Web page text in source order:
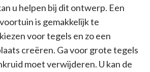
u helpen bij dit ontwerp. Een
is gemakkelijk te
voor tegels en zo een
creëren. Ga voor grote tegels
moet verwijderen. U kan de